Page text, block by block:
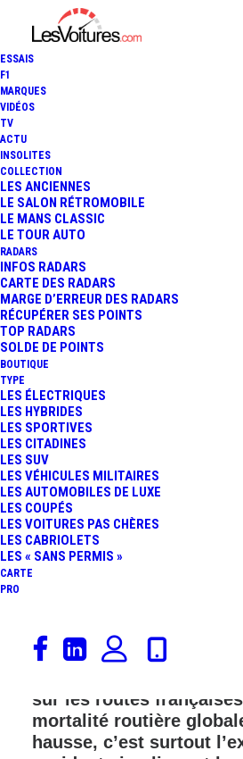
ESSAIS
F1
MARQUES
VIDÉOS
TV
ACTU
INSOLITES
COLLECTION
LES ANCIENNES
LE SALON RÉTROMOBILE
LE MANS CLASSIC
LE TOUR AUTO
RADARS
INFOS RADARS
CARTE DES RADARS
MARGE D’ERREUR DES RADARS
RÉCUPÉRER SES POINTS
TOP RADARS
SOLDE DE POINTS
BOUTIQUE
TYPE
LES ÉLECTRIQUES
LES HYBRIDES
LES SPORTIVES
LES CITADINES
LES SUV
LES VÉHICULES MILITAIRES
LES AUTOMOBILES DE LUXE
LES COUPÉS
LES VOITURES PAS CHÈRES
LES CABRIOLETS
LES « SANS PERMIS »
CARTE
PRO
ÉLECTRIQUES : 80
2025, LA DÉRIVE
DES NOUVELLES
6 Minutes
La Sécurité routière a
vendredi 30 janvier 2026
sur les routes
mortalité routière
hausse, c’est surtout